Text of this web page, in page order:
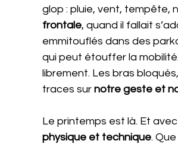
glop : pluie, vent, tempête,
frontale, quand il fallait
emmitouflés dans des
qui peut étouffer la
librement. Les bras
traces sur notre geste et
Le printemps est là. Et
physique et technique.